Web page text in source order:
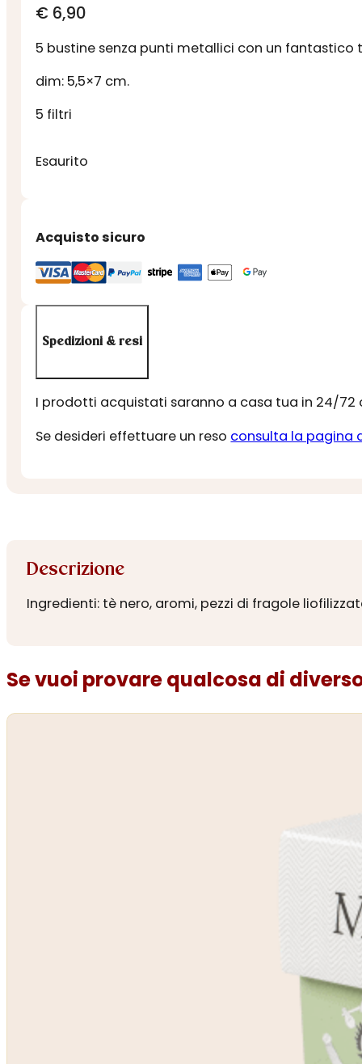
€ 6,90
5 bustine senza punti metallici con un
dim: 5,5×7 cm.
5 filtri
Esaurito
Acquisto sicuro
Spedizioni & resi
I prodotti acquistati saranno a casa tua in 24/72
Se desideri effettuare un reso consulta la pagina
Descrizione
Ingredienti: tè nero, aromi, pezzi di fragole
Se vuoi provare qualcosa di